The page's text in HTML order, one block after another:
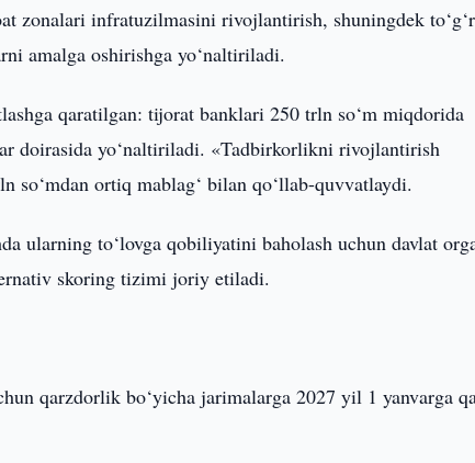
zonalari infratuzilmasini rivojlantirish, shuningdek
amalga oshirishga yo‘naltiriladi.
qaratilgan: tijorat banklari 250 trln so‘m miqdorida
doirasida yo‘naltiriladi. «Tadbirkorlikni rivojlantirish
so‘mdan ortiq mablag‘ bilan qo‘llab-quvvatlaydi.
ularning to‘lovga qobiliyatini baholash uchun davlat
skoring tizimi joriy etiladi.
qarzdorlik bo‘yicha jarimalarga 2027 yil 1 yanvarga